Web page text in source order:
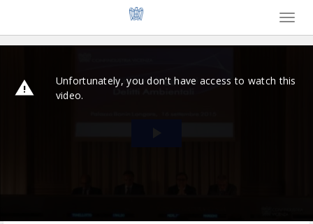
Toggle